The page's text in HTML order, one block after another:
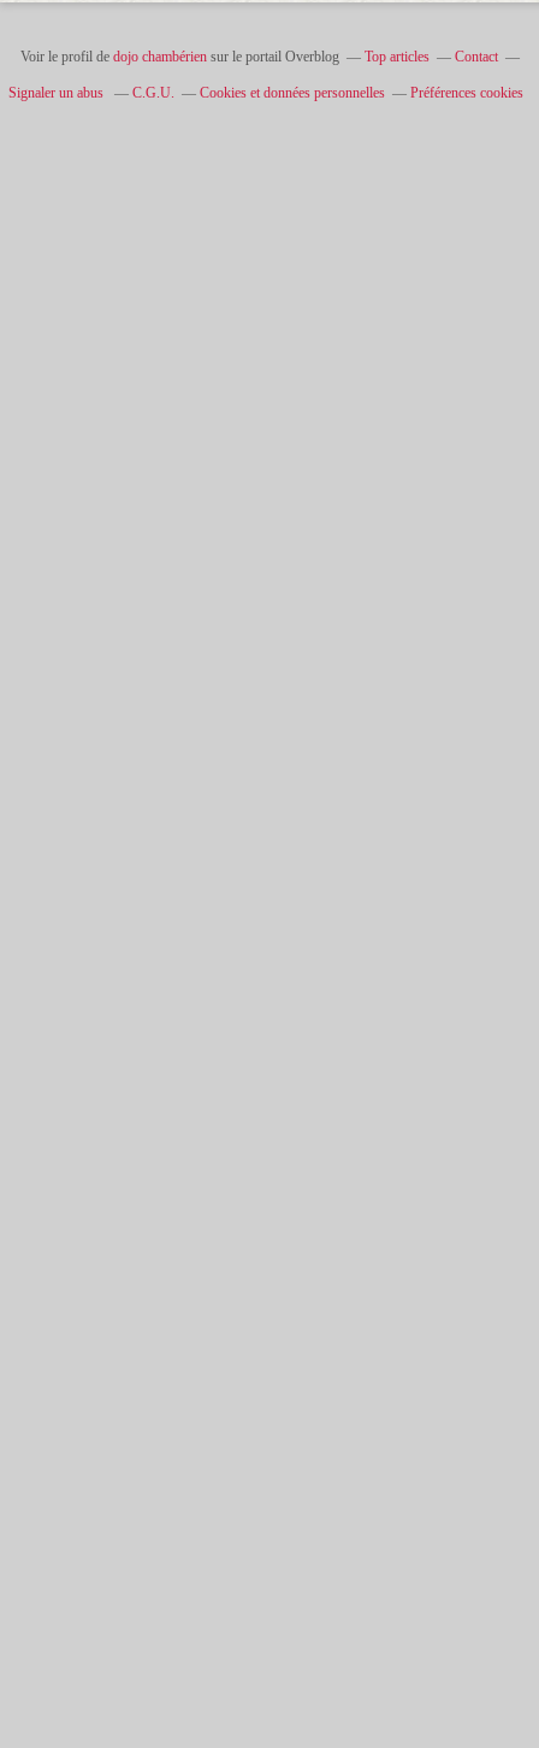
Voir le profil de dojo chambériensur le portail Overblog Top articles Contact
Signaler un abus C.G.U. Cookies et données personnelles Préférences cookies